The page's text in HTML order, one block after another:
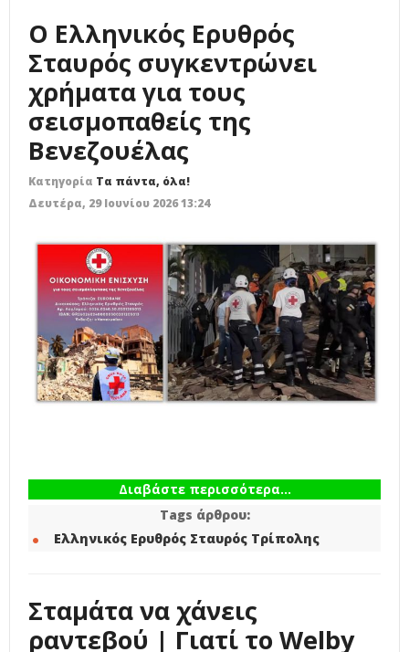
Ο Ελληνικός Ερυθρός
Σταυρός συγκεντρώνει
χρήματα για τους
σεισμοπαθείς της
Βενεζουέλας
Κατηγορία Τα πάντα, όλα!
Δευτέρα, 29 Ιουνίου 2026 13:24
Διαβάστε περισσότερα...
Tags άρθρου:
Ελληνικός Ερυθρός Σταυρός Τρίπολης
Σταμάτα να χάνεις
ραντεβού | Γιατί το Welby